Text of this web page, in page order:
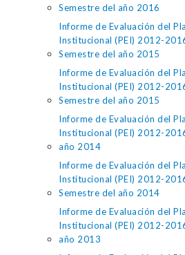
Semestre del año 2016
Informe de Evaluación del
Institucional (PEI) 2012-
Semestre del año 2015
Informe de Evaluación del
Institucional (PEI) 2012-
Semestre del año 2015
Informe de Evaluación del
Institucional (PEI) 2012-
año 2014
Informe de Evaluación del
Institucional (PEI) 2012-
Semestre del año 2014
Informe de Evaluación del
Institucional (PEI) 2012-
año 2013